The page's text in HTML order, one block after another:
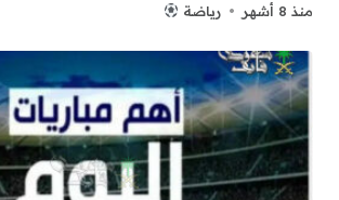
منذ 8 أشهر رياضة